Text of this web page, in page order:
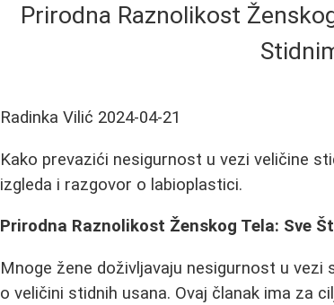
Prirodna Raznolikost
Radinka Vilić 2024-04-21
Kako prevazići nesigurnost u vezi veličine
izgleda i razgovor o labioplastici.
Prirodna Raznolikost Ženskog Tela: Sve
Mnoge žene doživljavaju nesigurnost u vezi
o veličini stidnih usana. Ovaj članak ima za